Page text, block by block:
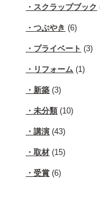
スクラップブック
つぶやき (6)
プライベート (3)
リフォーム (1)
新築 (3)
未分類 (10)
講演 (43)
取材 (15)
受賞 (6)